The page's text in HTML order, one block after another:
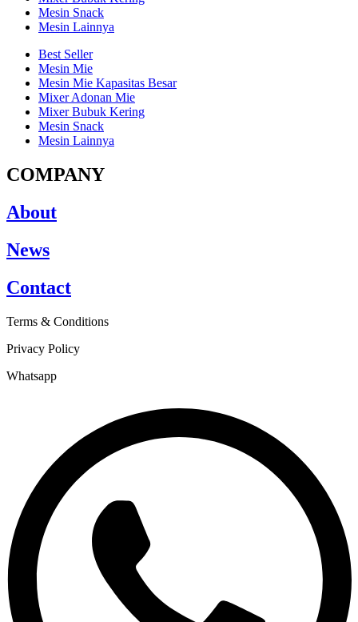
Mesin Snack
Mesin Lainnya
Best Seller
Mesin Mie
Mesin Mie Kapasitas Besar
Mixer Adonan Mie
Mixer Bubuk Kering
Mesin Snack
Mesin Lainnya
COMPANY
About
News
Contact
Terms & Conditions
Privacy Policy
Whatsapp